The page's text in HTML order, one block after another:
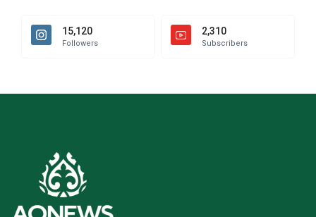
15,120
Followers
2,310
Subscribers